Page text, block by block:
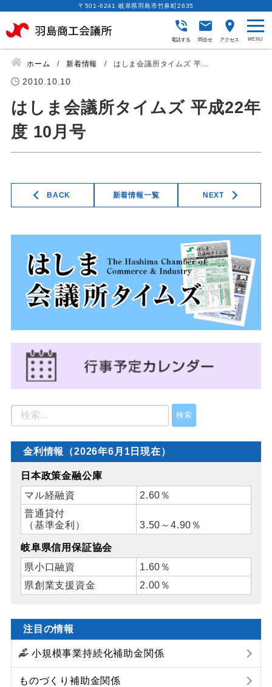
〒501-6241 岐阜県羽島市竹鼻町2635
電話する 問合せ アクセス
ホーム 新着情報 はしま会議所タイムズ 平...
2010.10.10
はしま会議所タイムズ 平成22年
度 10月号
BACK NEXT
新着情報一覧
金利情報（2026年6月1日現在）
日本政策金融公庫
マル経融資
2.60％
普通貸付
（基準金利）
3.50～4.90％
岐阜県信用保証協会
県小口融資
1.60％
県創業支援資金
2.00％
注目の情報
小規模事業持続化補助金関係
ものづくり補助金関係